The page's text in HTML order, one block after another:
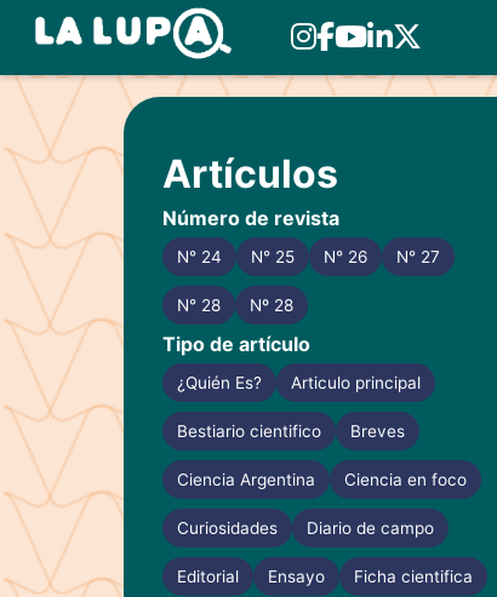
Skip
content
Artículos
Número de revista
N° 24 N° 25 N° 26 N° 27
N° 28 Nº 28
Tipo de artículo
¿Quién Es? Articulo principal
Bestiario cientifico Breves
Ciencia Argentina Ciencia en foco
Curiosidades Diario de campo
Editorial Ensayo Ficha cientifica